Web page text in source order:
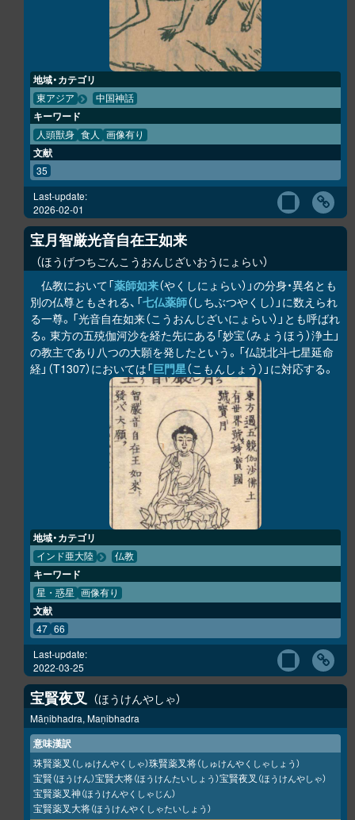
地域・カテゴリ
東アジア 中国神話
キーワード
人頭獣身 食人 画像有り
文献
35
Last-update:
2026-02-01
宝月智厳光音自在王如来
ほうげつちごんこうおんじざいおうにょらい
仏教において「薬師如来（やくしにょらい）」の分身・異名とも
別の仏尊ともされる、「七仏薬師（しちぶつやくし）」に数えられ
る一尊。「光音自在如来（こうおんじざいにょらい）」とも呼ばれ
る。東方の五殑伽河沙を経た先にある「妙宝（みょうほう）浄土」
の教主であり八つの大願を発したという。「仏説北斗七星延命
経」（T1307）においては「巨門星（こもんしょう）」に対応する。
地域・カテゴリ
インド亜大陸 仏教
キーワード
星・惑星 画像有り
文献
47 66
Last-update:
2022-03-25
宝賢夜叉 ほうけんやしゃ
Māṇibhadra, Maṇibhadra
意味漢訳
珠賢薬叉 （しゅけんやくしゃ）珠賢薬叉将（しゅけんやくしゃしょう）
宝賢（ほうけん）宝賢大将（ほうけんたいしょう）宝賢夜叉 （ほうけんやしゃ）
宝賢薬叉神（ほうけんやくしゃじん）
宝賢薬叉大将（ほうけんやくしゃたいしょう）